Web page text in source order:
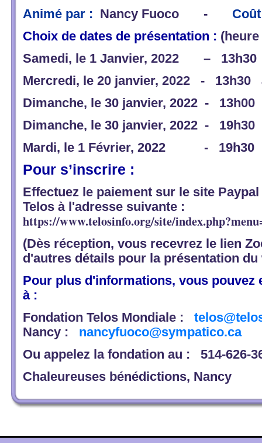
Animé par : Nancy Fuoco -
Choix de dates de présentation : (heure
Samedi, le 1 Janvier, 2022
– 13h30
Mercredi, le 20 janvier, 2022 - 13h30
Dimanche, le 30 janvier, 2022 - 13h00
Dimanche, le 30 janvier, 2022 - 19h30
Mardi, le 1 Février, 2022 - 19h30 à
Pour s’inscrire :
Effectuez le paiement sur le site
Telos à l'adresse suivante :
https://www.telosinfo.org/site/
(Dès réception, vous recevrez le lien
d'autres détails pour la présentation du
Pour plus d'informations, vous pouvez
à :
Fondation Telos Mondiale :
Nancy : nancyfuoco@sympatico.ca
Ou appelez la fondation au :
514-626-
Chaleureuses bénédictions, Nancy